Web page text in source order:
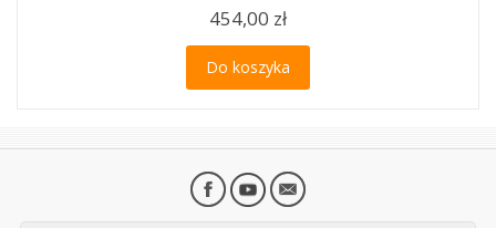
454,00 zł
Do koszyka